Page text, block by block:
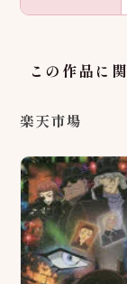
この作品に
楽天市場